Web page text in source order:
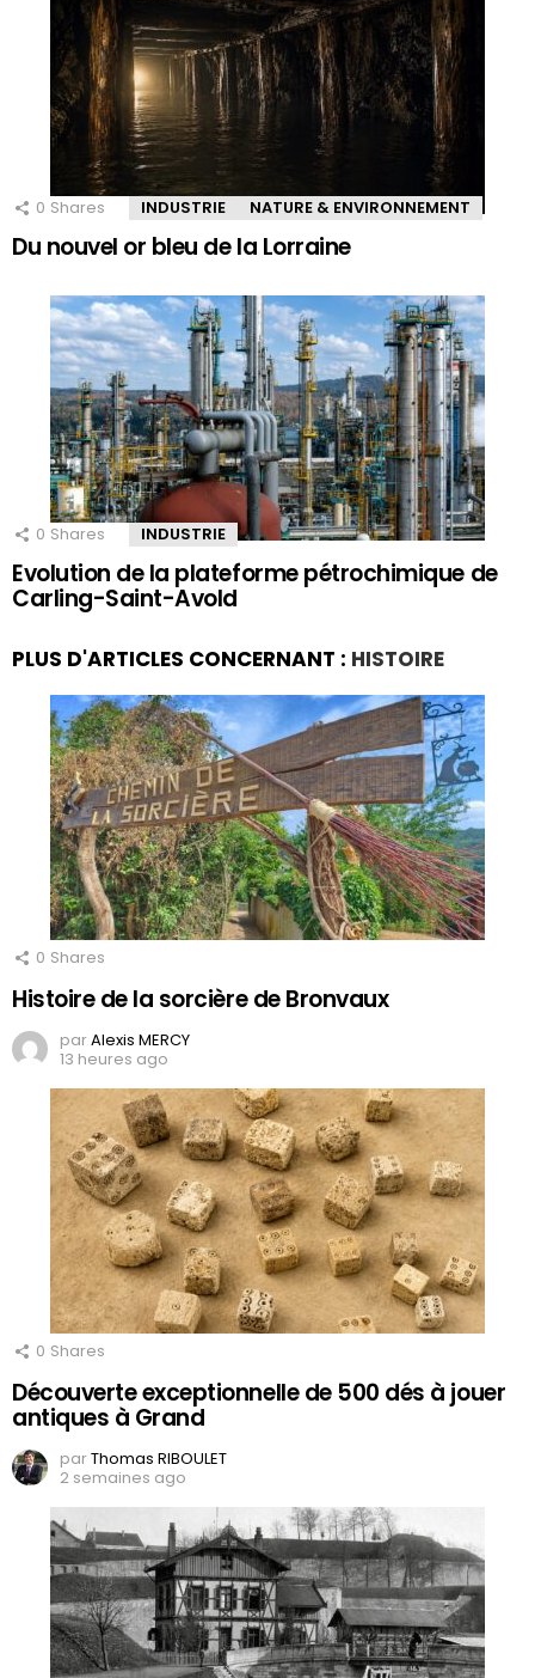
0 Shares INDUSTRIE NATURE & ENVIRONNEMENT
Du nouvel or bleu de la Lorraine
0 Shares INDUSTRIE
Evolution de la plateforme pétrochimique de
Carling-Saint-Avold
PLUS D'ARTICLES CONCERNANT : HISTOIRE
0 Shares
Histoire de la sorcière de Bronvaux
parAlexis MERCY
13 heures ago
0 Shares
Découverte exceptionnelle de 500 dés à jouer
antiques à Grand
parThomas RIBOULET
2 semaines ago